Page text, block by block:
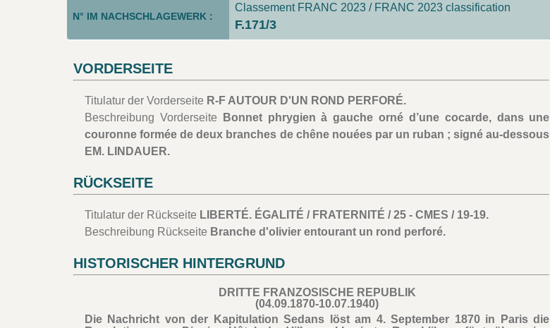
N° IM NACHSCHLAGEWERK :
Classement FRANC 2023 / FRANC 2023 classification
F.171/3
VORDERSEITE
Titulatur der Vorderseite R-F AUTOUR D'UN ROND PERFORÉ.
Beschreibung Vorderseite
Bonnet phrygien à gauche orné d’une cocarde, dans une
couronne formée de deux branches de chêne nouées par un ruban ; signé au-dessous
EM. LINDAUER.
RÜCKSEITE
Titulatur der Rückseite LIBERTÉ. ÉGALITÉ / FRATERNITÉ / 25 - CMES / 19-19.
Beschreibung Rückseite Branche d'olivier entourant un rond perforé.
HISTORISCHER HINTERGRUND
DRITTE FRANZOSISCHE REPUBLIK
(04.09.1870-10.07.1940)
Die Nachricht von der Kapitulation Sedans löst am 4. September 1870 in Paris die